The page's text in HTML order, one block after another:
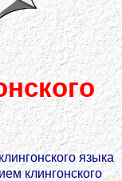
языка
клингонского